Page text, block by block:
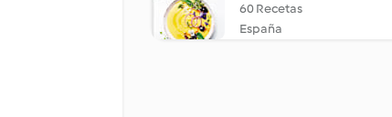
60 Recetas
España